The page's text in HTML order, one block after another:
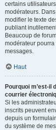
certains
modérateurs.
modifier le texte
publiant
Beaucoup de
modérateur
messages.
Haut
Pourquoi m’est-il
courrier
Si les
inscrits peuvent
depuis un
du système de